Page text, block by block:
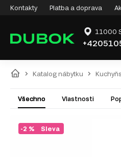
Kontakty Platba a doprava
11000
Katalog nábytku
Všechno Vlastnosti
Sleva
-2 %